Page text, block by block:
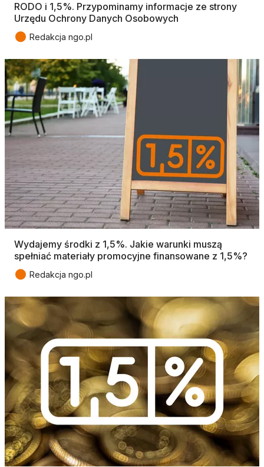
RODO i 1,5%. Przypominamy informacje ze strony
Urzędu Ochrony Danych Osobowych
● Redakcja ngo.pl
Wydajemy środki z 1,5%. Jakie warunki muszą
spełniać materiały promocyjne finansowane z 1,5%?
● Redakcja ngo.pl